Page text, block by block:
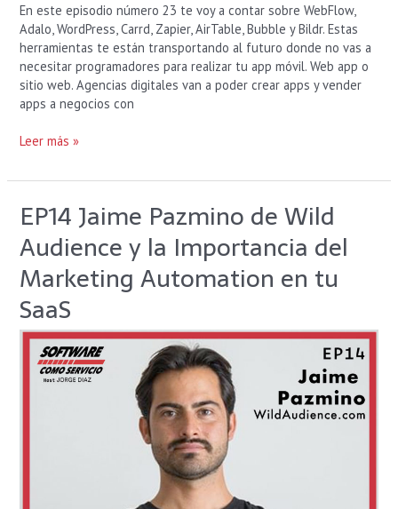
En este episodio número 23 te voy a contar sobre WebFlow,
Adalo, WordPress, Carrd, Zapier, AirTable, Bubble y Bildr. Estas
herramientas te están transportando al futuro donde no vas a
necesitar programadores para realizar tu app móvil. Web app o
sitio web. Agencias digitales van a poder crear apps y vender
apps a negocios con
Leer más »
EP14 Jaime Pazmino de Wild
Audience y la Importancia del
Marketing Automation en tu
SaaS
EP14
Jaime
Pazmino
Wild
Audience
y
Importancia